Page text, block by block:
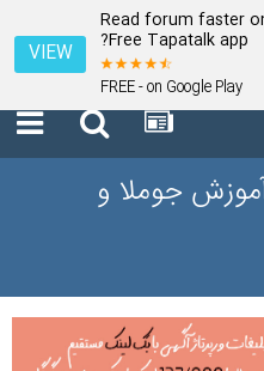
Read forum faster
Free Tapatalk app?
FREE - on Google Play
VIEW
جوملا و